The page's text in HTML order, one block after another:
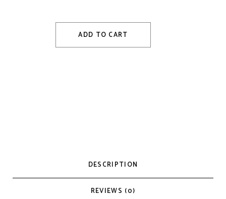
ADD TO CART
DESCRIPTION
REVIEWS (0)